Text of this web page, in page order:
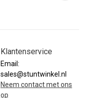
Klantenservice
Email:
sales@stuntwinkel.nl
Neem contact met ons
op